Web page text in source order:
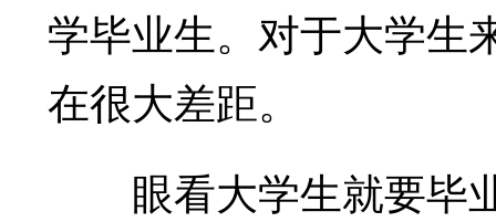
学毕业生。对于大学生
在很大差距。
眼看大学生就要毕业